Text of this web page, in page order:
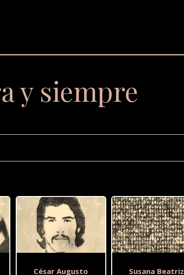
y siempre
César Augusto Susana Beatriz